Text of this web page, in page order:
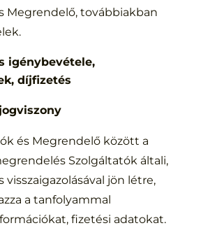
Megrendelő, továbbiakban
igénybevétele,
díjfizetés
és Megrendelő között a
Szolgáltatók általi,
visszaigazolásával jön létre,
a tanfolyammal
fizetési adatokat.